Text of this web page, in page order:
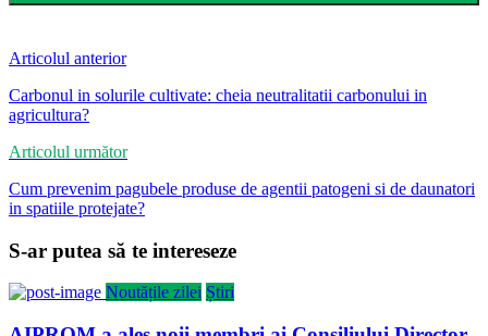
Articolul anterior
Carbonul in solurile cultivate: cheia neutralitatii carbonului in
agricultura?
Articolul următor
Cum prevenim pagubele produse de agentii patogeni si de daunatori
in spatiile protejate?
S-ar putea să te intereseze
Noutățile zilei Știri